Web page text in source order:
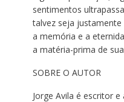
sentimentos
talvez seja justamente
a memória e a
a matéria-prima de
SOBRE O AUTOR
Jorge Avila é escritor